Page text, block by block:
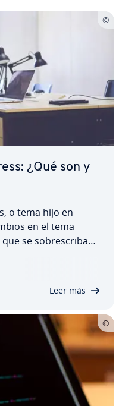
¿Qué son y
o tema hijo en
en el tema
se so­bre­s­cri­ban
hacen cambios en
Leer más